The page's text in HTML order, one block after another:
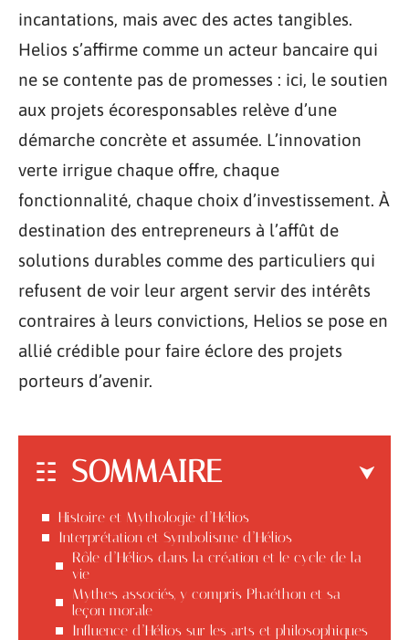
incantations, mais avec des actes tangibles.
Helios s’affirme comme un acteur bancaire qui
ne se contente pas de promesses : ici, le soutien
aux projets écoresponsables relève d’une
démarche concrète et assumée. L’innovation
verte irrigue chaque offre, chaque
fonctionnalité, chaque choix d’investissement. À
destination des entrepreneurs à l’affût de
solutions durables comme des particuliers qui
refusent de voir leur argent servir des intérêts
contraires à leurs convictions, Helios se pose en
allié crédible pour faire éclore des projets
porteurs d’avenir.
SOMMAIRE
Histoire et Mythologie d’Hélios
Interprétation et Symbolisme d’Hélios
Rôle d’Hélios dans la création et le cycle de la
vie
Mythes associés, y compris Phaéthon et sa
leçon morale
Influence d’Hélios sur les arts et philosophiques